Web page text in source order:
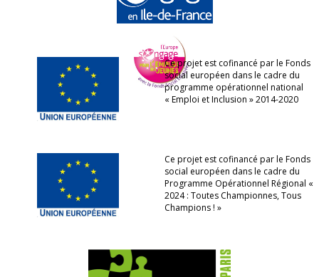
Ce projet est cofinancé par le Fonds
social européen dans le cadre du
programme opérationnel national
« Emploi et Inclusion » 2014-2020
Ce projet est cofinancé par le Fonds
social européen dans le cadre du
Programme Opérationnel Régional «
2024 : Toutes Championnes, Tous
Champions ! »